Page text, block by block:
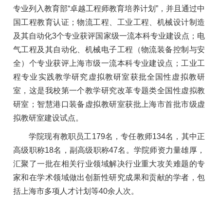
专业列入教育部“卓越工程师教育培养计划”，并且通过中
国工程教育认证；物流工程、工业工程、机械设计制造
及其自动化3个专业获评国家级一流本科专业建设点；电
气工程及其自动化、机械电子工程（物流装备控制与安
全）个专业获评上海市级一流本科专业建设点；工业工
程专业实践教学研究虚拟教研室获批全国性虚拟教研
室，这是我校第一个教学研究改革专题类全国性虚拟教
研室；智慧港口装备虚拟教研室获批上海市首批市级虚
拟教研室建设试点。
学院现有教职员工179名，专任教师134名，其中正
高级职称18名，副高级职称47名。学院师资力量雄厚，
汇聚了一批在相关行业领域解决行业重大攻关难题的专
家和在学术领域做出创新性研究成果和贡献的学者，包
括上海市多项人才计划等40余人次。